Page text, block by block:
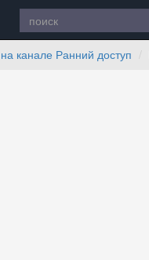
канале Ранний доступ